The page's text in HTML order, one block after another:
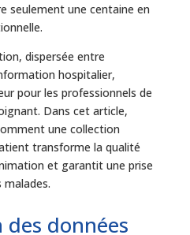
seulement une centaine en
dispersée entre
hospitalier,
pour les professionnels de
Dans cet article,
une collection
transforme la qualité
et garantit une prise
des données